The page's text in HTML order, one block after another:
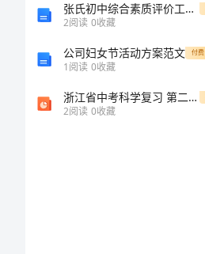
张氏初中综合素质评价工作总结
2阅读 0收藏
公司妇女节活动方案范文 付费
1阅读 0收藏
浙江省中考科学复习 第二部分 物质科学（一）专题11 物态变化课件
2阅读 0收藏